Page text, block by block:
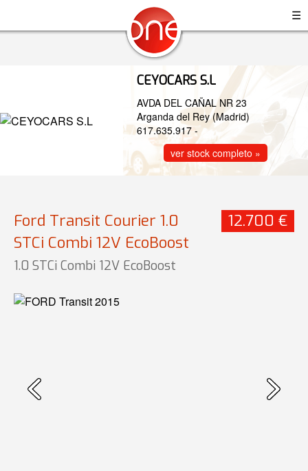
☰
CEYOCARS S.L
AVDA DEL CAÑAL NR 23
Arganda del Rey (Madrid)
617.635.917 -
ver stock completo »
Ford Transit Courier 1.0
STCi Combi 12V EcoBoost
1.0 STCi Combi 12V EcoBoost
12.700 €